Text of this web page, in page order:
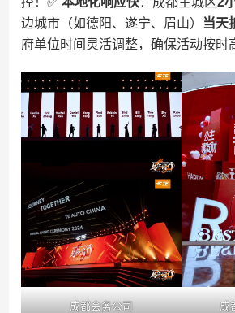
边城市（如德阳、遂宁、眉山）​
当天
府单位时间灵活调整，确保活动按时
成都会务公司 成